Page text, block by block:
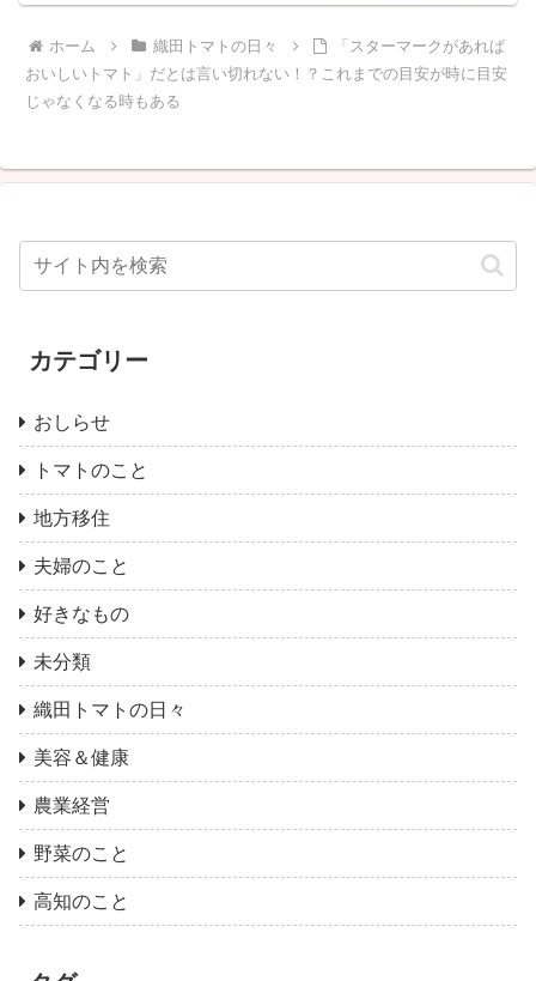
ホーム 織田トマトの日々
「スターマークがあれば
おいしいトマト」だとは言い切れない！？これまでの目安が時に目安
じゃなくなる時もある
カテゴリー
おしらせ
トマトのこと
地方移住
夫婦のこと
好きなもの
未分類
織田トマトの日々
美容＆健康
農業経営
野菜のこと
高知のこと